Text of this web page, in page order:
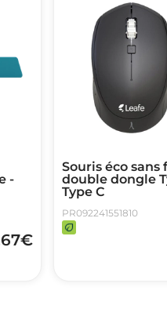
-
€
Souris éco sans
double dongle
Type C
PR092241551810